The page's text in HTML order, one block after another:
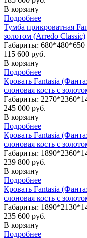
В корзину
Подробнее
Тумба прикроватная
золотом (Arredo Classic)
Габариты: 680*480*650
115 600 руб.
В корзину
Подробнее
Кровать Fantasia
слоновая кость с
Габариты:
245 000 руб.
В корзину
Подробнее
Кровать Fantasia
слоновая кость с
Габариты:
239 800 руб.
В корзину
Подробнее
Кровать Fantasia
слоновая кость с
Габариты:
235 600 руб.
В корзину
Подробнее